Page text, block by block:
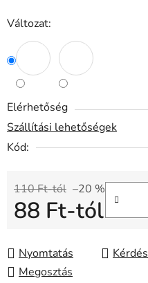
Változat:
Elérhetőség
Szállítási lehetőségek
Kód:
110 Ft-tól –20 %
88 Ft-tól
Nyomtatás Kérdés
Megosztás